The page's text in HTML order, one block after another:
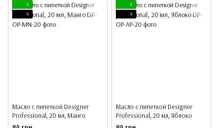
4
4
Масло с пипеткой Designer
Professional, 20 мл, Манго
4
4
Масло с пипеткой Designer
Professional, 20 мл, Яблоко